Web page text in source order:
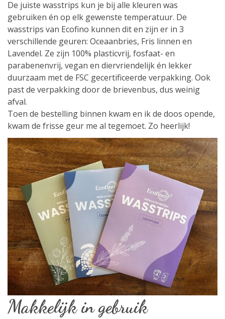
De juiste wasstrips kun je bij alle kleuren was
gebruiken én op elk gewenste temperatuur. De
wasstrips van Ecofino kunnen dit en zijn er in 3
verschillende geuren: Oceaanbries, Fris linnen en
Lavendel. Ze zijn 100% plasticvrij, fosfaat- en
parabenenvrij, vegan en diervriendelijk én lekker
duurzaam met de FSC gecertificeerde verpakking. Ook
past de verpakking door de brievenbus, dus weinig
afval.
Toen de bestelling binnen kwam en ik de doos opende,
kwam de frisse geur me al tegemoet. Zo heerlijk!
Makkelijk in gebruik